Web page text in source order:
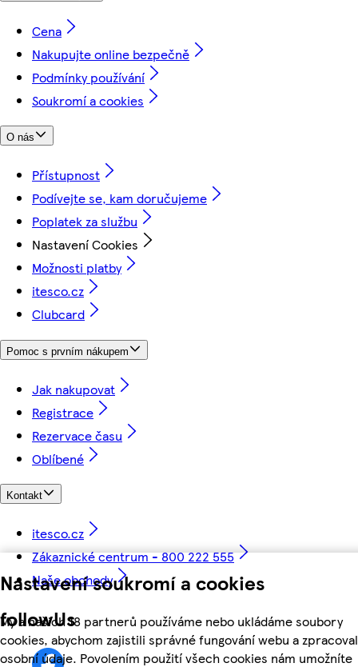
Nastavení soukromí a cookies
My a našich 18 partnerů používáme nebo ukládáme soubory
cookies, abychom zajistili správné fungování webu a
osobní údaje. Povolením použití všech cookies nám umožníte
Cena
Nakupujte online bezpečně
Podmínky používání
Soukromí a cookies
O nás
Přístupnost
Podívejte se, kam doručujeme
Poplatek za službu
Nastavení Cookies
Možnosti platby
itesco.cz
Clubcard
Pomoc s prvním nákupem
Jak nakupovat
Registrace
Rezervace času
Oblíbené
Kontakt
itesco.cz
Zákaznické centrum - 800 222 555
Naše obchody
followUs